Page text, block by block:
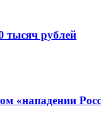
тысяч рублей
«нападении